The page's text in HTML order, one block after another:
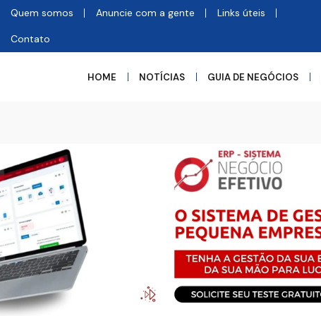
Quem somos Anuncie com a gente Links úteis
Contato
HOME NOTÍCIAS GUIA DE NEGÓCIOS